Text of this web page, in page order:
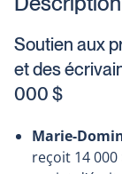
Soutien aux
et des
000 $
Marie-
reçoit 14